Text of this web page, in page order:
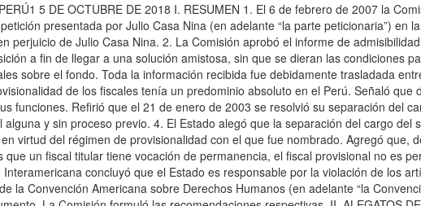
5 DE OCTUBRE DE 2018 I. RESUMEN 1. El 6 de febrero de 2007 la
presentada por Julio Casa Nina (en adelante “la parte peticionaria”)
perjuicio de Julio Casa Nina. 2. La Comisión aprobó el informe de
a fin de llegar a una solución amistosa, sin que se dieran las condiciones
sobre el fondo. Toda la información recibida fue debidamente trasladada
de los fiscales tenía un predominio absoluto en el Perú. Señaló
funciones. Refirió que el 21 de enero de 2003 se resolvió su separación del
y sin proceso previo. 4. El Estado alegó que la separación del cargo
virtud del régimen de provisionalidad con el que fue nombrado. Agregó
un fiscal titular tiene vocación de permanencia, el fiscal provisional no es
concluyó que el Estado es responsable por la violación de los
la Convención Americana sobre Derechos Humanos (en adelante “la